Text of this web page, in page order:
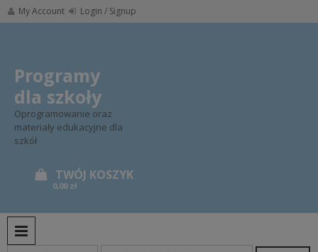
Skip
to
My Account Login / Signup
Programy
dla szkoły
Oprogramowanie oraz
materiały edukacyjne dla
szkół
0,00 zł